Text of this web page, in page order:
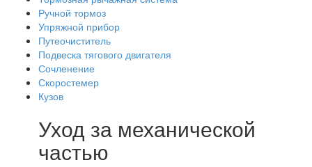
Ручной тормоз
Упряжной прибор
Путеочиститель
Подвеска тягового двигателя
Сочленение
Скоростемер
Кузов
Уход за механической
частью